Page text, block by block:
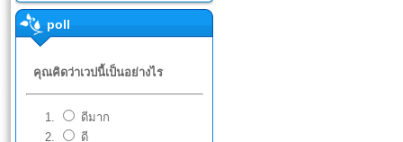
poll
คุณคิดว่าเวปนี้เป็นอย่างไร
ดีมาก
ดี